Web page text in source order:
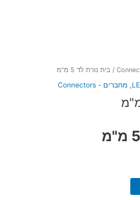
/ בית נורת לד 5 מ"מ
, מחברים - Connectors